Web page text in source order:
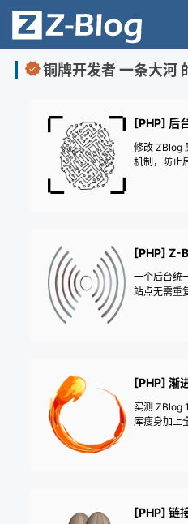
铜牌开发者 一条大河
修改 ZBlog
机制，防止
一个后台统
站点无需重
实测 ZBlog
库瘦身加上